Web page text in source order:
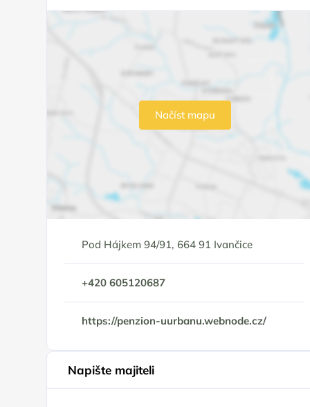
Načíst mapu
Pod Hájkem 94/91, 664 91 Ivančice
+420 605120687
https://penzion-uurbanu.webnode.cz/
Napište majiteli